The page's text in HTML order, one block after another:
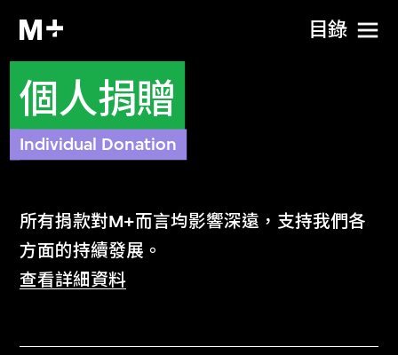
目​錄
個人捐贈
Individual Donation
所有捐款對M+而言均影響深遠，支持我們各
方面的持續發展。
M+是西九文化區管理局的全資附屬機構。西
查看詳細資料